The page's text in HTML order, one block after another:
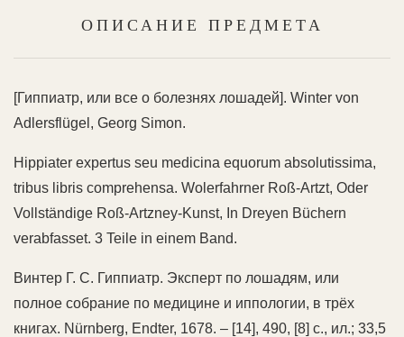
ОПИСАНИЕ ПРЕДМЕТА
[Гиппиатр, или все о болезнях лошадей]. Winter von
Adlersflügel, Georg Simon.
Hippiater expertus seu medicina equorum absolutissima,
tribus libris comprehensa. Wolerfahrner Roß-Artzt, Oder
Vollständige Roß-Artzney-Kunst, In Dreyen Büchern
verabfasset. 3 Teile in einem Band.
Винтер Г. С. Гиппиатр. Эксперт по лошадям, или
полное собрание по медицине и иппологии, в трёх
книгах. Nürnberg, Endter, 1678. – [14], 490, [8] с., ил.; 33,5